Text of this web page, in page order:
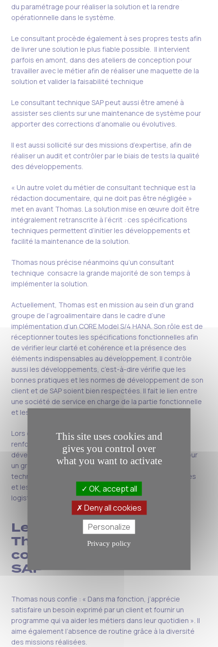
du paramétrage pour réaliser la solution et la rendre
opérationnelle dans le système.
Le consultant procède également à ses propres tests afin
de livrer une solution le plus fiable possible. Il intervient
parfois en amont, dans des ateliers de conception pour
travailler avec le métier afin de réaliser une maquette de la
solution et valider la faisabilité technique
Le consultant technique SAP peut aussi être amené à
assister ses clients sur une maintenance de système pour
apporter des corrections d’anomalie ou évolutives.
Il est aussi sollicité sur des missions d’expertise, afin de
réaliser un audit et contrôler par le biais de tests la qualité
des développements.
« Un autre volet du métier de consultant technique est la
rédaction documentaire, qui ne doit pas être négligée »
met en avant Thomas. La solution mise en œuvre doit être
intégralement retranscrite à l’écrit : ces spécifications
techniques permettent d’initier les développements et
facilité la maintenance de la solution.
Thomas nous précise néanmoins qu’un consultant
technique consacre la grande majorité de son temps à
implémenter la solution.
Actuellement, Thomas est en mission au sein d’un grand
groupe de l’agroalimentaire dans le cadre d’une
implémentation d’un CORE Model S/4 HANA. Son rôle est de
réceptionner toutes les spécifications fonctionnelles afin
de vérifier leur clarté et cohérence et la présence des
éléments indispensables au développement. Il contrôle
aussi les développements, c’est-à-dire vérifie que les
bonnes pratiques et les normes de développement de son
client et de SAP soient bien respectées. Il fait le lien entre
une société de service en charge de la partie fonctionnelle
et les équipes qui réalisent les développements.
Lors de sa précédente mission, Thomas était venu en
renfort d’un cabinet de conseil pour réaliser les
développements sur un projet d’implémentation S/4 pour
un groupe agroalimentaire. Il est arrivé dans l’équipe
technique sur la fin du projet afin de traiter les anomalies
et les demandes de changement sur le périmètre
logistique, vente et achat.
Le point de vue de
Thomas sur le métier de
consultant technique
SAP
Thomas nous confie : « Dans ma fonction, j’apprécie
satisfaire un besoin exprimé par un client et fournir un
programme qui va aider les métiers dans leur quotidien ». Il
aime également l’absence de routine grâce à la diversité
des missions réalisées.
This site uses cookies and
gives you control over
what you want to activate
OK, accept all
Deny all cookies
Personalize
Privacy policy